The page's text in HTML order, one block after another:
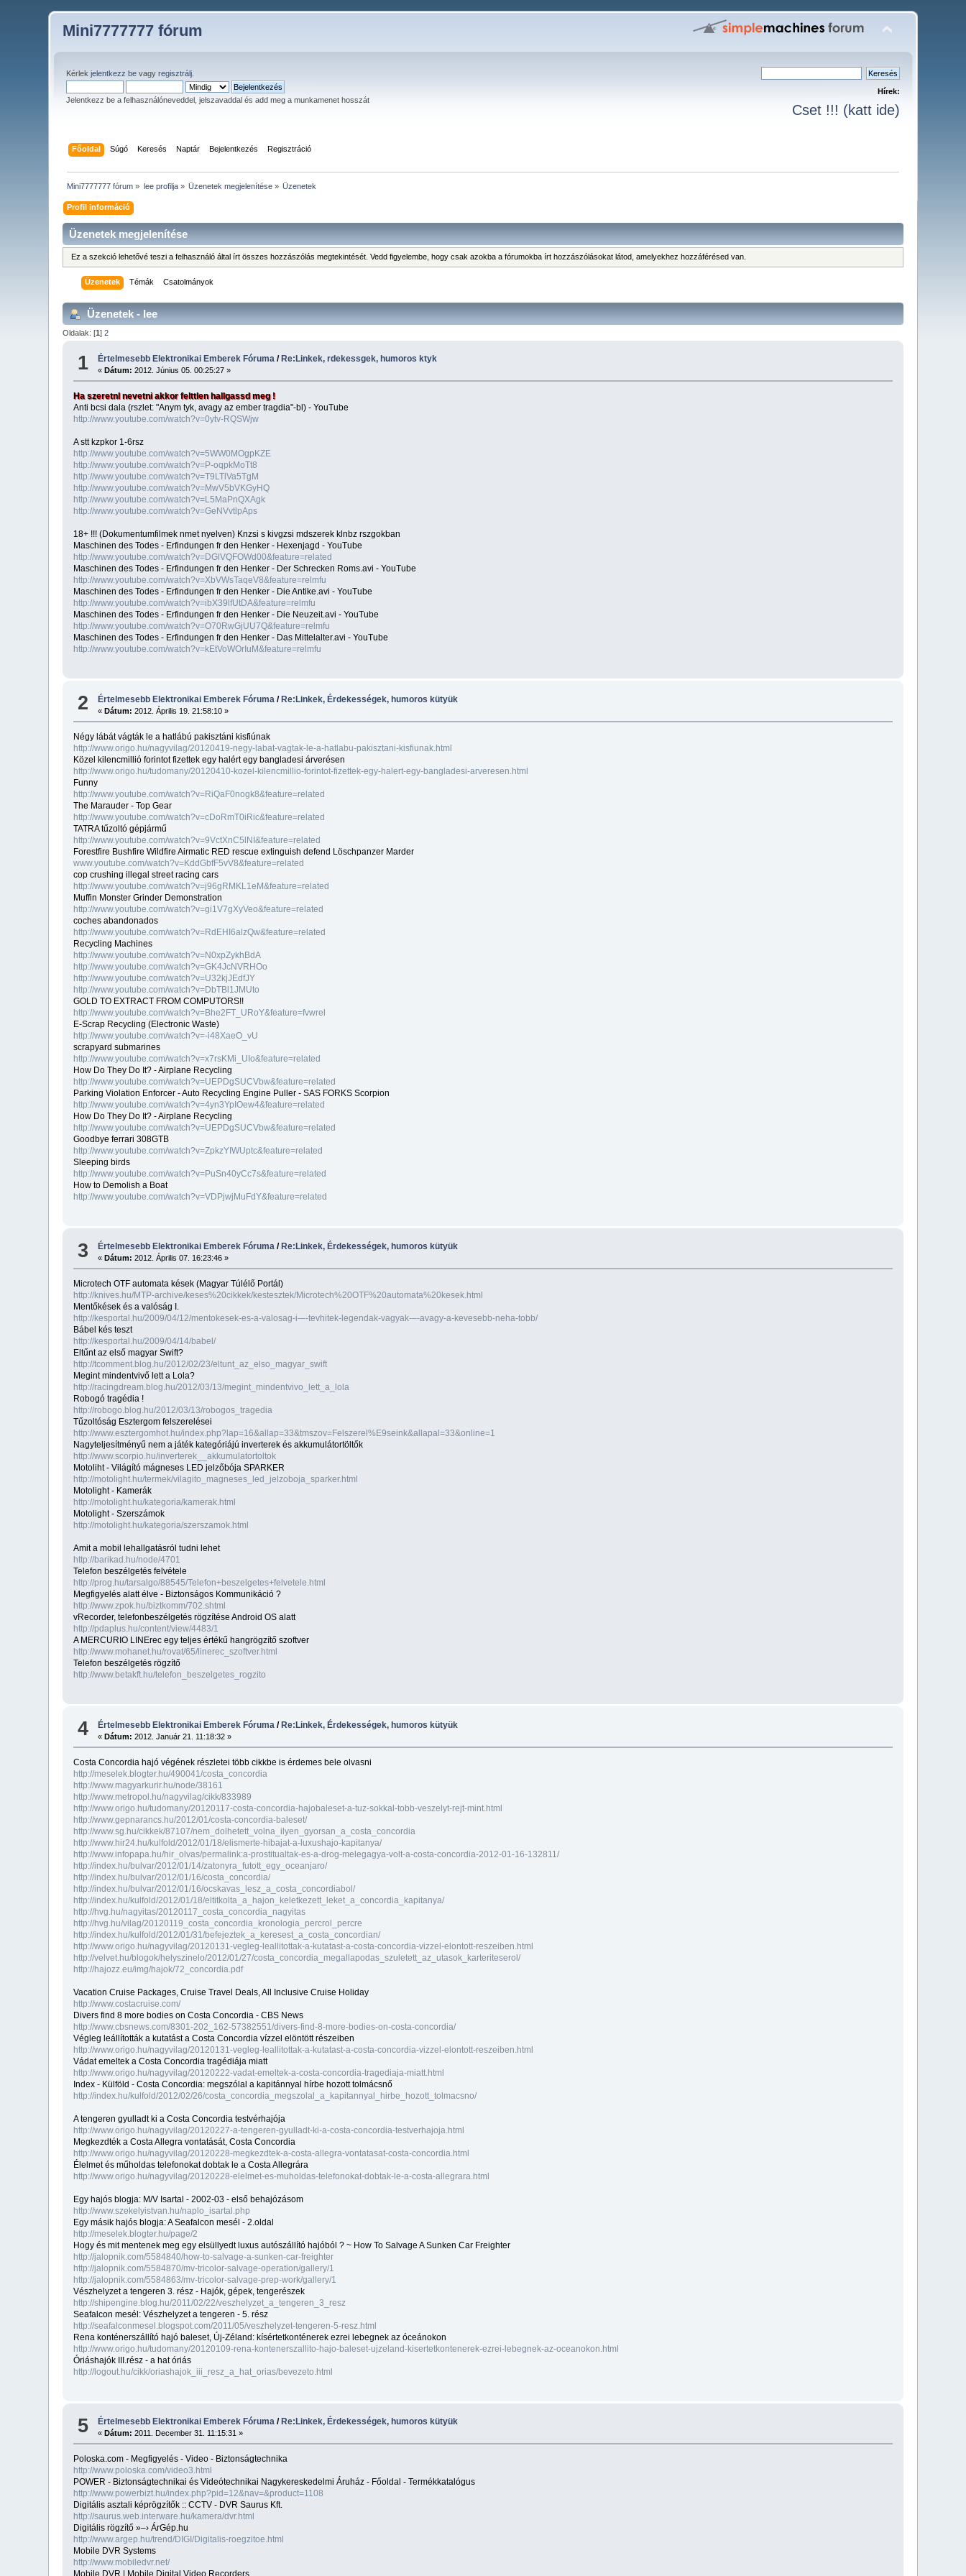
Mini7777777 fórum
Kérlekjelentkezz be vagyregisztrálj
Jelentkezz be a felhasználóneveddel, jelszavaddal és add meg a munkamenet hosszát
Hírek:
Cset !!! (katt ide)
Főoldal Súgó Keresés Naptár Bejelentkezés Regisztráció
Mini7777777 fórum » lee profilja» Üzenetek megjelenítése » Üzenetek
Profil információ
Üzenetek megjelenítése
Ez a szekció lehetővé teszi a felhasználó által írt összes hozzászólás megtekintését. Vedd figyelembe, hogy csak azokba a fórumokba írt hozzászólásokat látod, amelyekhez hozzáférésed van.
Üzenetek Témák Csatolmányok
Üzenetek - lee
Oldalak: [1]2
1 Értelmesebb Elektronikai Emberek Fóruma / Re:Linkek, rdekessgek, humoros ktyk
«Dátum: 2012. Június 05. 00:25:27 »
Ha szeretnl nevetni akkor felttlen hallgassd meg !
Anti bcsi dala (rszlet: "Anym tyk, avagy az ember tragdia"-bl) - YouTube
http://www.youtube.com/watch?v=0ytv-RQSWjw
A stt kzpkor 1-6rsz
http://www.youtube.com/watch?v=5WW0MOgpKZE
http://www.youtube.com/watch?v=P-oqpkMoTt8
http://www.youtube.com/watch?v=T9LTlVa5TgM
http://www.youtube.com/watch?v=MwV5bVKGyHQ
http://www.youtube.com/watch?v=L5MaPnQXAgk
http://www.youtube.com/watch?v=GeNVvtlpAps
18+ !!! (Dokumentumfilmek nmet nyelven) Knzsi s kivgzsi mdszerek klnbz rszgokban
Maschinen des Todes - Erfindungen fr den Henker - Hexenjagd - YouTube
http://www.youtube.com/watch?v=DGlVQFOWd00&feature=related
Maschinen des Todes - Erfindungen fr den Henker - Der Schrecken Roms.avi - YouTube
http://www.youtube.com/watch?v=XbVWsTaqeV8&feature=relmfu
Maschinen des Todes - Erfindungen fr den Henker - Die Antike.avi - YouTube
http://www.youtube.com/watch?v=ibX39lfUtDA&feature=relmfu
Maschinen des Todes - Erfindungen fr den Henker - Die Neuzeit.avi - YouTube
http://www.youtube.com/watch?v=O70RwGjUU7Q&feature=relmfu
Maschinen des Todes - Erfindungen fr den Henker - Das Mittelalter.avi - YouTube
http://www.youtube.com/watch?v=kEtVoWOrIuM&feature=relmfu
2 Értelmesebb Elektronikai Emberek Fóruma /Re:Linkek, Érdekességek, humoros kütyük
«Dátum: 2012. Április 19. 21:58:10 »
Négy lábát vágták le a hatlábú pakisztáni kisfiúnak
http://www.origo.hu/nagyvilag/20120419-negy-labat-vagtak-le-a-hatlabu-pakisztani-kisfiunak.html
Közel kilencmillió forintot fizettek egy halért egy bangladesi árverésen
http://www.origo.hu/tudomany/20120410-kozel-kilencmillio-forintot-fizettek-egy-halert-egy-bangladesi-arveresen.html
Funny
http://www.youtube.com/watch?v=RiQaF0nogk8&feature=related
The Marauder - Top Gear
http://www.youtube.com/watch?v=cDoRmT0iRic&feature=related
TATRA tűzoltó gépjármű
http://www.youtube.com/watch?v=9VctXnC5lNI&feature=related
Forestfire Bushfire Wildfire Airmatic RED rescue extinguish defend Löschpanzer Marder
www.youtube.com/watch?v=KddGbfF5vV8&feature=related
cop crushing illegal street racing cars
http://www.youtube.com/watch?v=j96gRMKL1eM&feature=related
Muffin Monster Grinder Demonstration
http://www.youtube.com/watch?v=gi1V7gXyVeo&feature=related
coches abandonados
http://www.youtube.com/watch?v=RdEHI6alzQw&feature=related
Recycling Machines
http://www.youtube.com/watch?v=N0xpZykhBdA
http://www.youtube.com/watch?v=GK4JcNVRHOo
http://www.youtube.com/watch?v=U32kjJEdfJY
http://www.youtube.com/watch?v=DbTBl1JMUto
GOLD TO EXTRACT FROM COMPUTORS!!
http://www.youtube.com/watch?v=Bhe2FT_URoY&feature=fvwrel
E-Scrap Recycling (Electronic Waste)
http://www.youtube.com/watch?v=-i48XaeO_vU
scrapyard submarines
http://www.youtube.com/watch?v=x7rsKMi_UIo&feature=related
How Do They Do It? - Airplane Recycling
http://www.youtube.com/watch?v=UEPDgSUCVbw&feature=related
Parking Violation Enforcer - Auto Recycling Engine Puller - SAS FORKS Scorpion
http://www.youtube.com/watch?v=4yn3YpIOew4&feature=related
How Do They Do It? - Airplane Recycling
http://www.youtube.com/watch?v=UEPDgSUCVbw&feature=related
Goodbye ferrari 308GTB
http://www.youtube.com/watch?v=ZpkzYIWUptc&feature=related
Sleeping birds
http://www.youtube.com/watch?v=PuSn40yCc7s&feature=related
How to Demolish a Boat
http://www.youtube.com/watch?v=VDPjwjMuFdY&feature=related
3 Értelmesebb Elektronikai Emberek Fóruma / Re:Linkek, Érdekességek, humoros kütyük
«Dátum: 2012. Április 07. 16:23:46 »
Microtech OTF automata kések (Magyar Túlélő Portál)
http://knives.hu/MTP-archive/keses%20cikkek/kestesztek/Microtech%20OTF%20automata%20kesek.html
Mentőkések és a valóság I.
http://kesportal.hu/2009/04/12/mentokesek-es-a-valosag-i-–-tevhitek-legendak-vagyak-–-avagy-a-kevesebb-neha-tobb/
Bábel kés teszt
http://kesportal.hu/2009/04/14/babel/
Eltűnt az első magyar Swift?
http://tcomment.blog.hu/2012/02/23/eltunt_az_elso_magyar_swift
Megint mindentvivő lett a Lola?
http://racingdream.blog.hu/2012/03/13/megint_mindentvivo_lett_a_lola
Robogó tragédia !
http://robogo.blog.hu/2012/03/13/robogos_tragedia
Tűzoltóság Esztergom felszerelései
http://www.esztergomhot.hu/index.php?lap=16&allap=33&tmszov=Felszerel%E9seink&allapal=33&online=1
Nagyteljesítményű nem a játék kategóriájú inverterek és akkumulátortöltők
http://www.scorpio.hu/inverterek__akkumulatortoltok
Motoliht - Világító mágneses LED jelzőbója SPARKER
http://motolight.hu/termek/vilagito_magneses_led_jelzoboja_sparker.html
Motolight - Kamerák
http://motolight.hu/kategoria/kamerak.html
Motolight - Szerszámok
http://motolight.hu/kategoria/szerszamok.html
Amit a mobil lehallgatásról tudni lehet
http://barikad.hu/node/4701
Telefon beszélgetés felvétele
http://prog.hu/tarsalgo/88545/Telefon+beszelgetes+felvetele.html
Megfigyelés alatt élve - Biztonságos Kommunikáció ?
http://www.zpok.hu/biztkomm/702.shtml
vRecorder, telefonbeszélgetés rögzítése Android OS alatt
http://pdaplus.hu/content/view/4483/1
A MERCURIO LINErec egy teljes értékű hangrögzítő szoftver
http://www.mohanet.hu/rovat/65/linerec_szoftver.html
Telefon beszélgetés rögzítő
http://www.betakft.hu/telefon_beszelgetes_rogzito
4 Értelmesebb Elektronikai Emberek Fóruma /Re:Linkek, Érdekességek, humoros kütyük
«Dátum: 2012. Január 21. 11:18:32 »
Costa Concordia hajó végének részletei több cikkbe is érdemes bele olvasni
http://meselek.blogter.hu/490041/costa_concordia
http://www.magyarkurir.hu/node/38161
http://www.metropol.hu/nagyvilag/cikk/833989
http://www.origo.hu/tudomany/20120117-costa-concordia-hajobaleset-a-tuz-sokkal-tobb-veszelyt-rejt-mint.html
http://www.gepnarancs.hu/2012/01/costa-concordia-baleset/
http://www.sg.hu/cikkek/87107/nem_dolhetett_volna_ilyen_gyorsan_a_costa_concordia
http://www.hir24.hu/kulfold/2012/01/18/elismerte-hibajat-a-luxushajo-kapitanya/
http://www.infopapa.hu/hir_olvas/permalink:a-prostitualtak-es-a-drog-melegagya-volt-a-costa-concordia-2012-01-16-132811/
http://index.hu/bulvar/2012/01/14/zatonyra_futott_egy_oceanjaro/
http://index.hu/bulvar/2012/01/16/costa_concordia/
http://index.hu/bulvar/2012/01/16/ocskavas_lesz_a_costa_concordiabol/
http://index.hu/kulfold/2012/01/18/eltitkolta_a_hajon_keletkezett_leket_a_concordia_kapitanya/
http://hvg.hu/nagyitas/20120117_costa_concordia_nagyitas
http://hvg.hu/vilag/20120119_costa_concordia_kronologia_percrol_percre
http://index.hu/kulfold/2012/01/31/befejeztek_a_keresest_a_costa_concordian/
http://www.origo.hu/nagyvilag/20120131-vegleg-leallitottak-a-kutatast-a-costa-concordia-vizzel-elontott-reszeiben.html
http://velvet.hu/blogok/helyszinelo/2012/01/27/costa_concordia_megallapodas_szuletett_az_utasok_karteriteserol/
http://hajozz.eu/img/hajok/72_concordia.pdf
Vacation Cruise Packages, Cruise Travel Deals, All Inclusive Cruise Holiday
http://www.costacruise.com/
Divers find 8 more bodies on Costa Concordia - CBS News
http://www.cbsnews.com/8301-202_162-57382551/divers-find-8-more-bodies-on-costa-concordia/
Végleg leállították a kutatást a Costa Concordia vízzel elöntött részeiben
http://www.origo.hu/nagyvilag/20120131-vegleg-leallitottak-a-kutatast-a-costa-concordia-vizzel-elontott-reszeiben.html
Vádat emeltek a Costa Concordia tragédiája miatt
http://www.origo.hu/nagyvilag/20120222-vadat-emeltek-a-costa-concordia-tragediaja-miatt.html
Index - Külföld - Costa Concordia: megszólal a kapitánnyal hírbe hozott tolmácsnő
http://index.hu/kulfold/2012/02/26/costa_concordia_megszolal_a_kapitannyal_hirbe_hozott_tolmacsno/
A tengeren gyulladt ki a Costa Concordia testvérhajója
http://www.origo.hu/nagyvilag/20120227-a-tengeren-gyulladt-ki-a-costa-concordia-testverhajoja.html
Megkezdték a Costa Allegra vontatását, Costa Concordia
http://www.origo.hu/nagyvilag/20120228-megkezdtek-a-costa-allegra-vontatasat-costa-concordia.html
Élelmet és műholdas telefonokat dobtak le a Costa Allegrára
http://www.origo.hu/nagyvilag/20120228-elelmet-es-muholdas-telefonokat-dobtak-le-a-costa-allegrara.html
Egy hajós blogja: M/V Isartal - 2002-03 - első behajózásom
http://www.szekelyistvan.hu/naplo_isartal.php
Egy másik hajós blogja: A Seafalcon mesél - 2.oldal
http://meselek.blogter.hu/page/2
Hogy és mit mentenek meg egy elsüllyedt luxus autószállító hajóból ? ~ How To Salvage A Sunken Car Freighter
http://jalopnik.com/5584840/how-to-salvage-a-sunken-car-freighter
http://jalopnik.com/5584870/mv-tricolor-salvage-operation/gallery/1
http://jalopnik.com/5584863/mv-tricolor-salvage-prep-work/gallery/1
Vészhelyzet a tengeren 3. rész - Hajók, gépek, tengerészek
http://shipengine.blog.hu/2011/02/22/veszhelyzet_a_tengeren_3_resz
Seafalcon mesél: Vészhelyzet a tengeren - 5. rész
http://seafalconmesel.blogspot.com/2011/05/veszhelyzet-tengeren-5-resz.html
Rena konténerszállító hajó baleset, Új-Zéland: kísértetkonténerek ezrei lebegnek az óceánokon
http://www.origo.hu/tudomany/20120109-rena-kontenerszallito-hajo-baleset-ujzeland-kisertetkontenerek-ezrei-lebegnek-az-oceanokon.html
Óriáshajók III.rész - a hat óriás
http://logout.hu/cikk/oriashajok_iii_resz_a_hat_orias/bevezeto.html
5 Értelmesebb Elektronikai Emberek Fóruma / Re:Linkek, Érdekességek, humoros kütyük
«Dátum: 2011. December 31. 11:15:31 »
Poloska.com - Megfigyelés - Video - Biztonságtechnika
http://www.poloska.com/video3.html
POWER - Biztonságtechnikai és Videótechnikai Nagykereskedelmi Áruház - Főoldal - Termékkatalógus
http://www.powerbizt.hu/index.php?pid=12&nav=&product=1108
Digitális asztali képrögzítők :: CCTV - DVR Saurus Kft.
http://saurus.web.interware.hu/kamera/dvr.html
Digitális rögzítő »–› ÁrGép.hu
http://www.argep.hu/trend/DIGI/Digitalis-roegzitoe.html
Mobile DVR Systems
http://www.mobiledvr.net/
Mobile DVR | Mobile Digital Video Recorders